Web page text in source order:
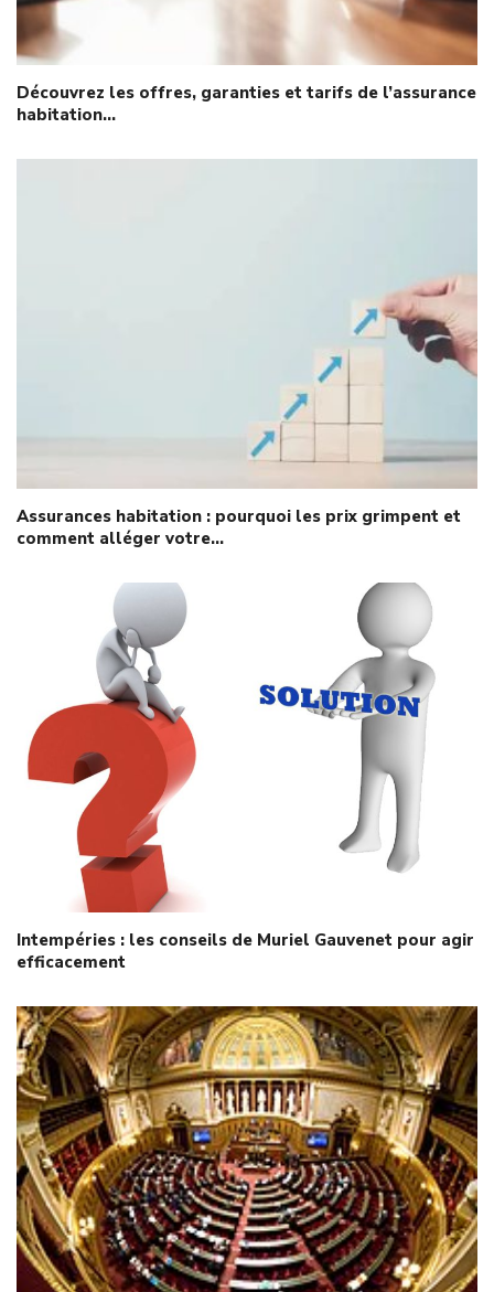
Découvrez les offres, garanties et tarifs de l’assurance
habitation…
Assurances habitation : pourquoi les prix grimpent et
comment alléger votre…
Intempéries : les conseils de Muriel Gauvenet pour agir
efficacement